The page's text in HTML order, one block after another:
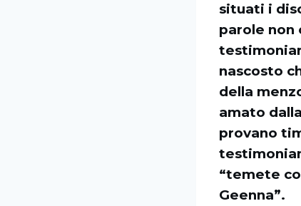
situati i
parole non
nascosto
della
amato
provano
“temete
Geenna”.